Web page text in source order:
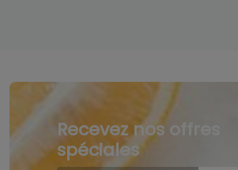
Recevez nos offres
spéciales